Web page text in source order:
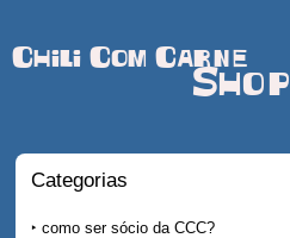
Chili Com Carne
Shop
Categorias
como ser sócio da CCC?